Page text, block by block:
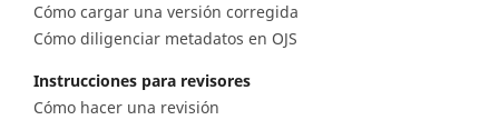
Cómo cargar una versión corregida
Cómo diligenciar metadatos en OJS
Instrucciones para revisores
Cómo hacer una revisión